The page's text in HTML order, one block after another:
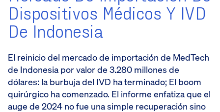
Dispositivos Médicos Y IVD
De Indonesia
El reinicio del mercado de importación de MedTech
de Indonesia por valor de 3.280 millones de
dólares: la burbuja del IVD ha terminado; El boom
quirúrgico ha comenzado. El informe enfatiza que el
auge de 2024 no fue una simple recuperación sino